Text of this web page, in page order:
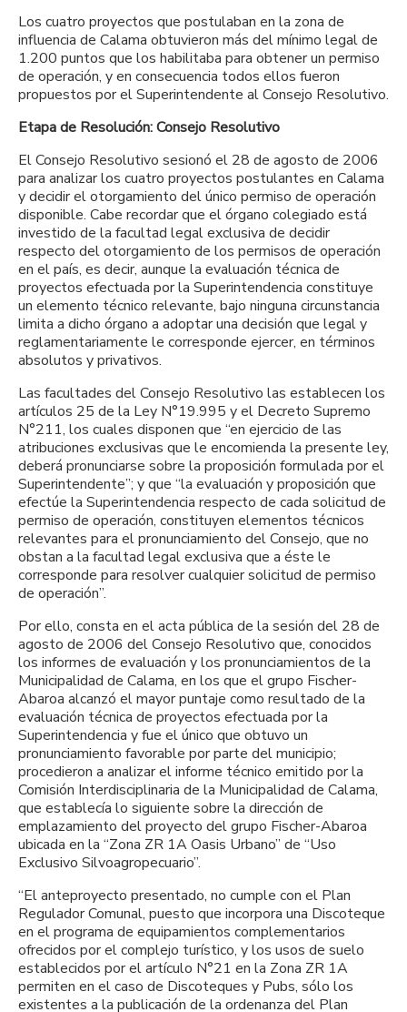
Los cuatro proyectos que postulaban en la zona de
influencia de Calama obtuvieron más del mínimo legal de
1.200 puntos que los habilitaba para obtener un permiso
de operación, y en consecuencia todos ellos fueron
propuestos por el Superintendente al Consejo Resolutivo.
Etapa de Resolución: Consejo Resolutivo
El Consejo Resolutivo sesionó el 28 de agosto de 2006
para analizar los cuatro proyectos postulantes en Calama
y decidir el otorgamiento del único permiso de operación
disponible. Cabe recordar que el órgano colegiado está
investido de la facultad legal exclusiva de decidir
respecto del otorgamiento de los permisos de operación
en el país, es decir, aunque la evaluación técnica de
proyectos efectuada por la Superintendencia constituye
un elemento técnico relevante, bajo ninguna circunstancia
limita a dicho órgano a adoptar una decisión que legal y
reglamentariamente le corresponde ejercer, en términos
absolutos y privativos.
Las facultades del Consejo Resolutivo las establecen los
artículos 25 de la Ley N°19.995 y el Decreto Supremo
N°211, los cuales disponen que “en ejercicio de las
atribuciones exclusivas que le encomienda la presente ley,
deberá pronunciarse sobre la proposición formulada por el
Superintendente”; y que “la evaluación y proposición que
efectúe la Superintendencia respecto de cada solicitud de
permiso de operación, constituyen elementos técnicos
relevantes para el pronunciamiento del Consejo, que no
obstan a la facultad legal exclusiva que a éste le
corresponde para resolver cualquier solicitud de permiso
de operación”.
Por ello, consta en el acta pública de la sesión del 28 de
agosto de 2006 del Consejo Resolutivo que, conocidos
los informes de evaluación y los pronunciamientos de la
Municipalidad de Calama, en los que el grupo Fischer-
Abaroa alcanzó el mayor puntaje como resultado de la
evaluación técnica de proyectos efectuada por la
Superintendencia y fue el único que obtuvo un
pronunciamiento favorable por parte del municipio;
procedieron a analizar el informe técnico emitido por la
Comisión Interdisciplinaria de la Municipalidad de Calama,
que establecía lo siguiente sobre la dirección de
emplazamiento del proyecto del grupo Fischer-Abaroa
ubicada en la “Zona ZR 1A Oasis Urbano” de “Uso
Exclusivo Silvoagropecuario”.
“El anteproyecto presentado, no cumple con el Plan
Regulador Comunal, puesto que incorpora una Discoteque
en el programa de equipamientos complementarios
ofrecidos por el complejo turístico, y los usos de suelo
establecidos por el artículo N°21 en la Zona ZR 1A
permiten en el caso de Discoteques y Pubs, sólo los
existentes a la publicación de la ordenanza del Plan